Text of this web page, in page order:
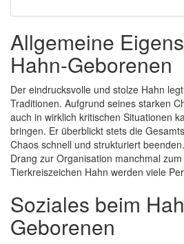
Allgemeine
Hahn-Geborenen
Der eindrucksvolle und stolze Hahn
Traditionen. Aufgrund seines starken
auch in wirklich kritischen Situationen
bringen. Er überblickt stets die
Chaos schnell und strukturiert
Drang zur Organisation manchmal
Tierkreiszeichen Hahn werden viele
Soziales beim
Geborenen